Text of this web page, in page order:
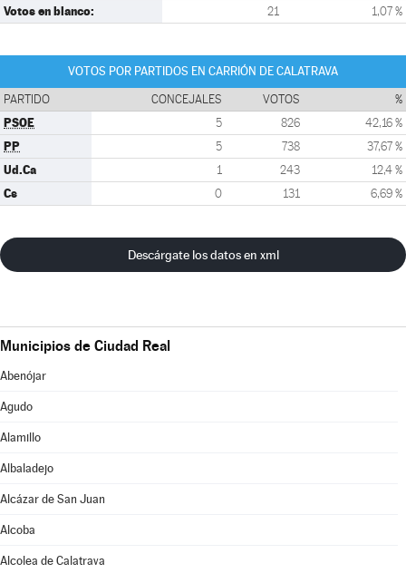
Votos en blanco: 21 1,07 %
VOTOS POR PARTIDOS EN CARRIÓN DE CALATRAVA
PARTIDO CONCEJALES VOTOS %
PSOE 5 826 42,16 %
PP 5 738 37,67 %
Ud.Ca 1 243 12,4 %
Cs 0 131 6,69 %
Descárgate los datos en xml
Municipios de Ciudad Real
Abenójar
Agudo
Alamillo
Albaladejo
Alcázar de San Juan
Alcoba
Alcolea de Calatrava